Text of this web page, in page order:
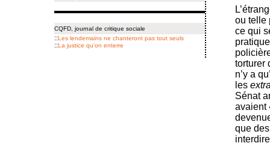
ou telle
ce qui
torturer
n’y a
les
Sénat
avaient
que
CQFD, journal de critique sociale
::Les lendemains ne chanteront pas tout seuls
::La justice qu’on enterre